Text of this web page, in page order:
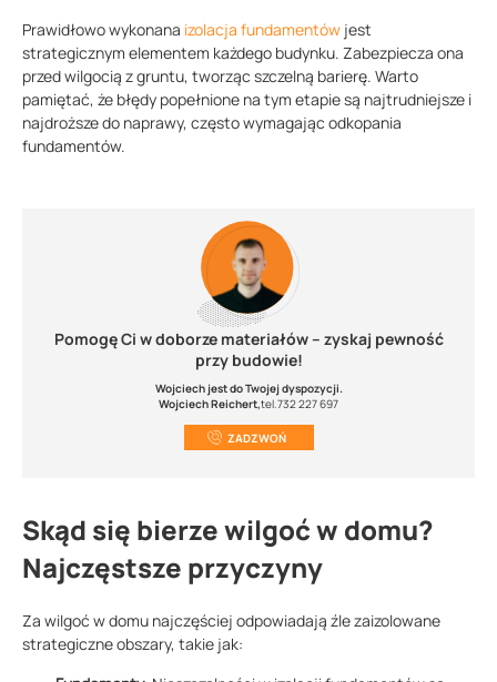
Prawidłowo wykonana izolacja fundamentów jest
strategicznym elementem każdego budynku. Zabezpiecza ona
przed wilgocią z gruntu, tworząc szczelną barierę. Warto
pamiętać, że błędy popełnione na tym etapie są najtrudniejsze i
najdroższe do naprawy, często wymagając odkopania
fundamentów.
Pomogę Ci w doborze materiałów – zyskaj pewność
przy budowie!
Wojciech jest do Twojej dyspozycji.
Wojciech Reichert,tel.732 227 697
ZADZWOŃ
Skąd się bierze wilgoć w domu?
Najczęstsze przyczyny
Za wilgoć w domu najczęściej odpowiadają źle zaizolowane
strategiczne obszary, takie jak: